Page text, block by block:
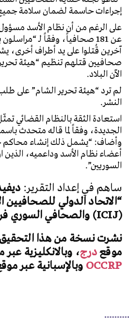
إجراءات حاسمة لضمان سلامة
على الرغم من أن نظام الأسد
آخرين قُتلوا على يد أطراف أخرى،
صحافيين قتلهم تنظيم “هيئة
الآن البلاد.
لم ترد “هيئة تحرير الشام” على
النشر.
استعادة الثقة بالنظام القضائي
الجديدة، وفقاً لما قاله متحدث
وأضاف: “يشمل ذلك إنشاء محاكم
أعضاء نظام الأسد وداعميه، الذين
السوريين”.
ساهم في إعداد التقرير:
“الاتحاد الدولي للصحافيين
(ICIJ) والصحافي السوري فراس دالاتي.
نشرت نسخة من هذا التحقيق
موقعدرج، وبالانكليزية عبر
OCCRPوبالإسبانية عبر